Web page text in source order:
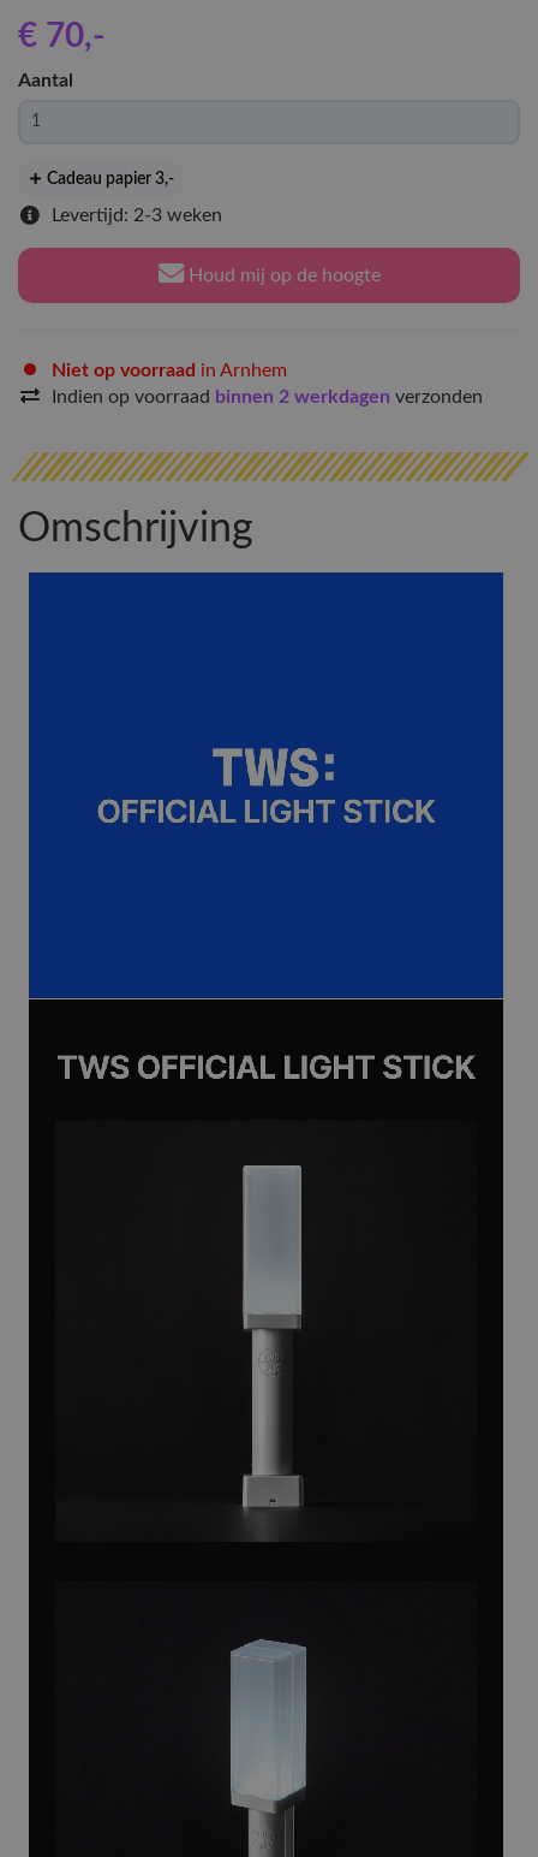
€ 70,-
Aantal
Cadeau papier 3,-
Levertijd: 2-3 weken
Houd mij op de hoogte
Niet op voorraad in Arnhem
Indien op voorraad binnen 2 werkdagen verzonden
Omschrijving